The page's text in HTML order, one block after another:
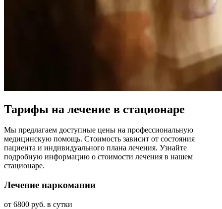
Тарифы на лечение в стационаре
Мы предлагаем доступные цены на профессиональную
медицинскую помощь. Стоимость зависит от состояния
пациента и индивидуального плана лечения. Узнайте
подробную информацию о стоимости лечения в нашем
стационаре.
Лечение наркомании
от 6800 руб. в сутки